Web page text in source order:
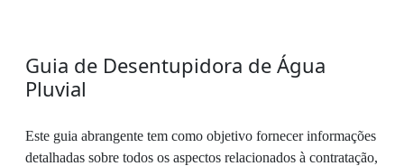
Guia de Desentupidora de Água
Pluvial
Este guia abrangente tem como objetivo fornecer informações
detalhadas sobre todos os aspectos relacionados à contratação,